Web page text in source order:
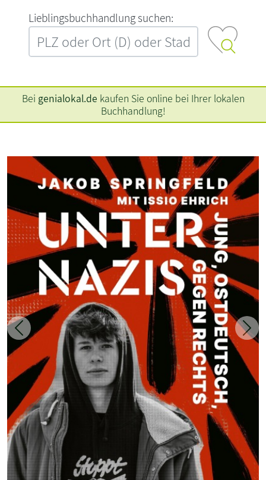
L‍i‍e‍b‍l‍i‍n‍g‍s‍b‍u‍c‍h‍h‍a‍n‍d‍l‍u‍n‍g‍ ‍s‍u‍c‍h‍e‍n‍:‍
Bei genialokal.de kaufen Sie online bei Ihrer lokalen
Buchhandlung!
Zurück